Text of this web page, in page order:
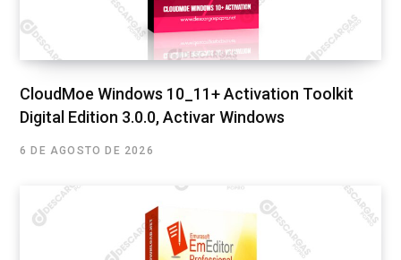
CloudMoe Windows 10_11+ Activation Toolkit
Digital Edition 3.0.0, Activar Windows
6 DE AGOSTO DE 2026